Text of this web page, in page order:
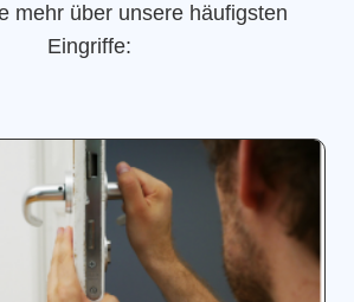
mehr über unsere häufigsten
Eingriffe: